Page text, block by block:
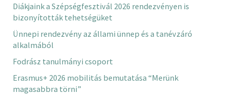
Diákjaink a Szépségfesztivál 2026 rendezvényen is
bizonyították tehetségüket
Ünnepi rendezvény az állami ünnep és a tanévzáró
alkalmából
Fodrász tanulmányi csoport
Erasmus+ 2026 mobilitás bemutatása “Merünk
magasabbra törni”